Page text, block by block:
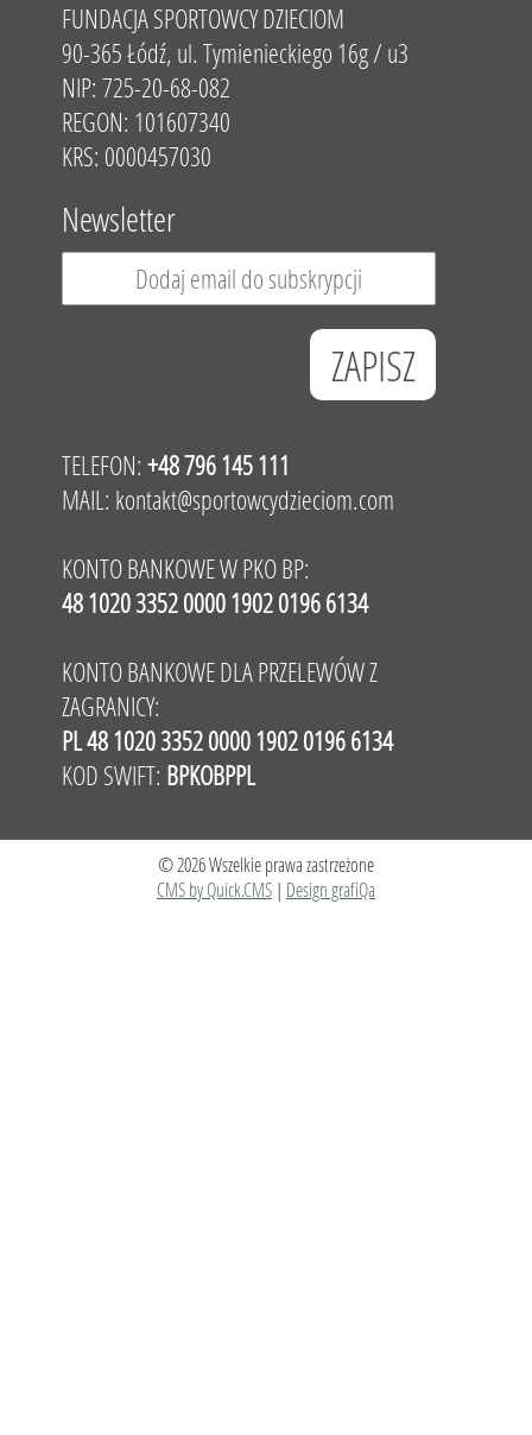
FUNDACJA SPORTOWCY DZIECIOM
90-365 Łódź, ul. Tymienieckiego 16g / u3
NIP: 725-20-68-082
REGON: 101607340
KRS: 0000457030
Newsletter
TELEFON: +48 796 145 111
MAIL: kontakt@sportowcydzieciom.com
KONTO BANKOWE W PKO BP:
48 1020 3352 0000 1902 0196 6134
KONTO BANKOWE DLA PRZELEWÓW Z
ZAGRANICY:
PL 48 1020 3352 0000 1902 0196 6134
KOD SWIFT: BPKOBPPL
© 2026 Wszelkie prawa zastrzeżone
CMS by Quick.CMS | Design grafiQa